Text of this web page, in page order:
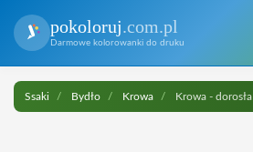
pokoloruj.com.pl
Darmowe kolorowanki do druku
Ssaki Bydło Krowa Krowa - dorosła samica bydła domowego do druku